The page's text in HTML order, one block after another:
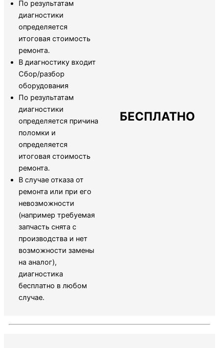
По результатам
диагностики
определяется
итоговая стоимость
ремонта.
В диагностику входит
Сбор/разбор
оборудования
По результатам
диагностики
определяется причина
поломки и
определяется
итоговая стоимость
ремонта.
В случае отказа от
ремонта или при его
невозможности
(например требуемая
запчасть снята с
производства и нет
возможности замены
на аналог),
диагностика
бесплатно в любом
случае.
БЕСПЛАТНО